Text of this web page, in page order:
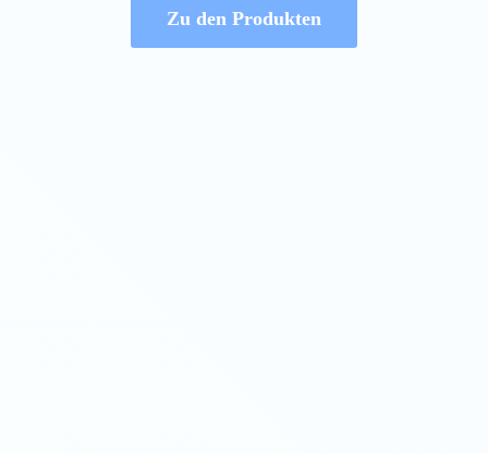
Zu den Produkten